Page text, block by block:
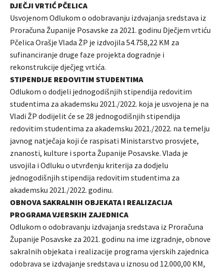
DJEČJI VRTIĆ PČELICA
Usvojenom Odlukom o odobravanju izdvajanja sredstava iz
Proračuna Županije Posavske za 2021. godinu Dječjem vrtiću
Pčelica Orašje Vlada ŽP je izdvojila 54.758,22 KM za
sufinanciranje druge faze projekta dogradnje i
rekonstrukcije dječjeg vrtića.
STIPENDIJE REDOVITIM STUDENTIMA
Odlukom o dodjeli jednogodišnjih stipendija redovitim
studentima za akademsku 2021./2022. koja je usvojena je na
Vladi ŽP dodijelit će se 28 jednogodišnjih stipendija
redovitim studentima za akademsku 2021./2022. na temelju
javnog natječaja koji će raspisati Ministarstvo prosvjete,
znanosti, kulture i sporta Županije Posavske. Vlada je
usvojila i Odluku o utvrđenju kriterija za dodjelu
jednogodišnjih stipendija redovitim studentima za
akademsku 2021./2022. godinu.
OBNOVA SAKRALNIH OBJEKATA I REALIZACIJA
PROGRAMA VJERSKIH ZAJEDNICA
Odlukom o odobravanju izdvajanja sredstava iz Proračuna
Županije Posavske za 2021. godinu na ime izgradnje, obnove
sakralnih objekata i realizacije programa vjerskih zajednica
odobrava se izdvajanje sredstava u iznosu od 12.000,00 KM,